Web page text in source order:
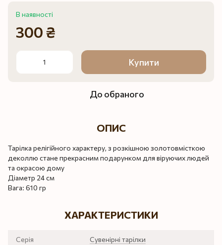
В наявності
300 ₴
Купити
До обраного
ОПИС
Тарілка релігійного характеру, з розкішною золотовмісткою
деколлю стане прекрасним подарунком для віруючих людей
та окрасою дому
Діаметр 24 см
Вага: 610 гр
ХАРАКТЕРИСТИКИ
Серія Сувенірні тарілки